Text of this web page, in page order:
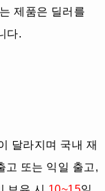
제품은 딜러를
다.
달라지며 국내 재
고 또는 익일 출고,